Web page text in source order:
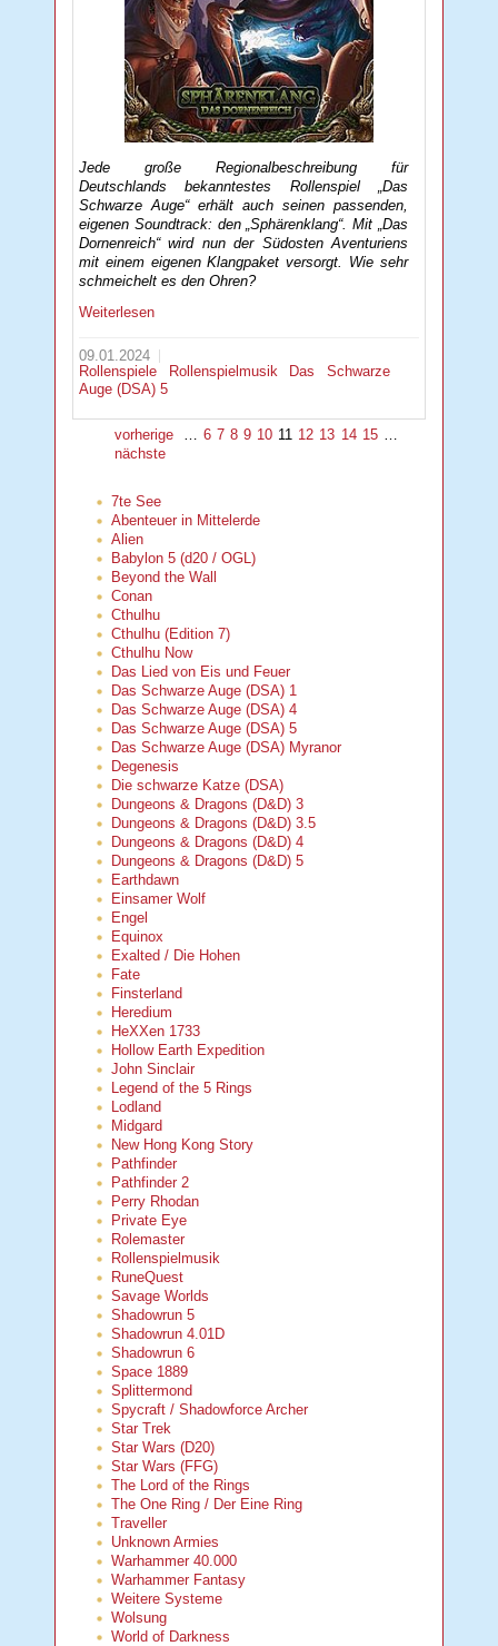
Jede große Regionalbeschreibung für
Deutschlands bekanntestes Rollenspiel „Das
Schwarze Auge“ erhält auch seinen passenden,
eigenen Soundtrack: den „Sphärenklang“. Mit „Das
Dornenreich“ wird nun der Südosten Aventuriens
mit einem eigenen Klangpaket versorgt. Wie sehr
schmeichelt es den Ohren?
Weiterlesen
09.01.2024
Rollenspiele
Rollenspielmusik
Das Schwarze
Auge (DSA) 5
vorherige … 6 7 8 9 10 11 12 13 14 15 …
nächste
7te See
Abenteuer in Mittelerde
Alien
Babylon 5 (d20 / OGL)
Beyond the Wall
Conan
Cthulhu
Cthulhu (Edition 7)
Cthulhu Now
Das Lied von Eis und Feuer
Das Schwarze Auge (DSA) 1
Das Schwarze Auge (DSA) 4
Das Schwarze Auge (DSA) 5
Das Schwarze Auge (DSA) Myranor
Degenesis
Die schwarze Katze (DSA)
Dungeons & Dragons (D&D) 3
Dungeons & Dragons (D&D) 3.5
Dungeons & Dragons (D&D) 4
Dungeons & Dragons (D&D) 5
Earthdawn
Einsamer Wolf
Engel
Equinox
Exalted / Die Hohen
Fate
Finsterland
Heredium
HeXXen 1733
Hollow Earth Expedition
John Sinclair
Legend of the 5 Rings
Lodland
Midgard
New Hong Kong Story
Pathfinder
Pathfinder 2
Perry Rhodan
Private Eye
Rolemaster
Rollenspielmusik
RuneQuest
Savage Worlds
Shadowrun 5
Shadowrun 4.01D
Shadowrun 6
Space 1889
Splittermond
Spycraft / Shadowforce Archer
Star Trek
Star Wars (D20)
Star Wars (FFG)
The Lord of the Rings
The One Ring / Der Eine Ring
Traveller
Unknown Armies
Warhammer 40.000
Warhammer Fantasy
Weitere Systeme
Wolsung
World of Darkness